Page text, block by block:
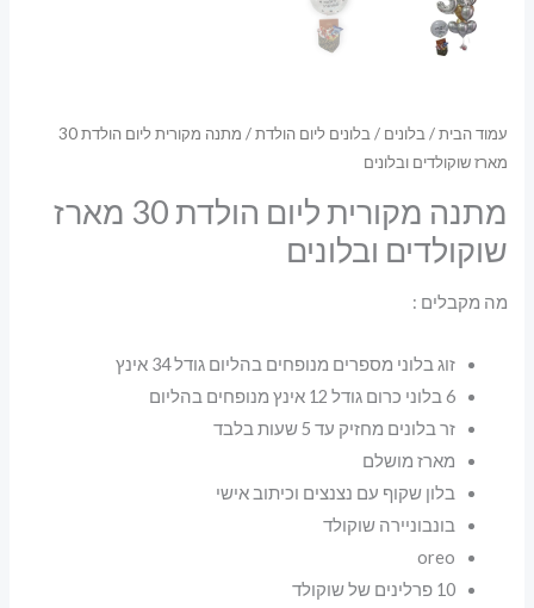
עמוד הבית/בלונים /בלונים ליום הולדת
/ מתנה מקורית ליום הולדת 30
מארז שוקולדים ובלונים
מתנה מקורית ליום הולדת 30 מארז
שוקולדים ובלונים
מה מקבלים :
זוג בלוני מספרים מנופחים בהליום גודל 34 אינץ
6 בלוני כרום גודל 12 אינץ מנופחים בהליום
זר בלונים מחזיק עד 5 שעות בלבד
מארז מושלם
בלון שקוף עם נצנצים וכיתוב אישי
בונבוניירה שוקולד
oreo
10 פרלינים של שוקולד